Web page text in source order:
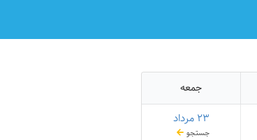
جمعه
۲۳ مرداد
جستجو